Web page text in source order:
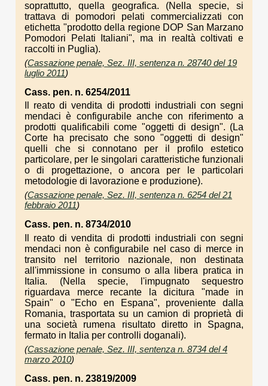
soprattutto, quella geografica. (Nella specie, si
trattava di pomodori pelati commercializzati con
etichetta "prodotto della regione DOP San Marzano
Pomodori Pelati Italiani", ma in realtà coltivati e
raccolti in Puglia).
(Cassazione penale, Sez. III, sentenza n. 28740 del 19
luglio 2011)
Cass. pen. n. 6254/2011
Il reato di vendita di prodotti industriali con segni
mendaci è configurabile anche con riferimento a
prodotti qualificabili come "oggetti di design". (La
Corte ha precisato che sono "oggetti di design"
quelli che si connotano per il profilo estetico
particolare, per le singolari caratteristiche funzionali
o di progettazione, o ancora per le particolari
metodologie di lavorazione e produzione).
(Cassazione penale, Sez. III, sentenza n. 6254 del 21
febbraio 2011)
Cass. pen. n. 8734/2010
Il reato di vendita di prodotti industriali con segni
mendaci non è configurabile nel caso di merce in
transito nel territorio nazionale, non destinata
all'immissione in consumo o alla libera pratica in
Italia. (Nella specie, l'impugnato sequestro
riguardava merce recante la dicitura "made in
Spain" o "Echo en Espana", proveniente dalla
Romania, trasportata su un camion di proprietà di
una società rumena risultato diretto in Spagna,
fermato in Italia per controlli doganali).
(Cassazione penale, Sez. III, sentenza n. 8734 del 4
marzo 2010)
Cass. pen. n. 23819/2009